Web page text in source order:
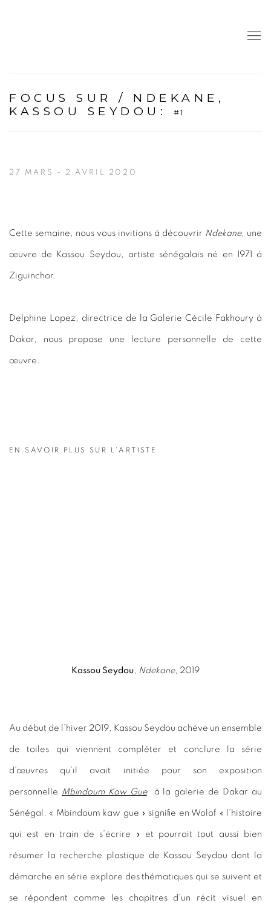
FOCUS SUR / NDEKANE,
KASSOU SEYDOU : #1
27 MARS - 2 AVRIL 2020
Cette semaine, nous vous invitions à découvrir Ndekane, une
œuvre de Kassou Seydou, artiste sénégalais né en 1971 à
Ziguinchor.
Delphine Lopez, directrice de la Galerie Cécile Fakhoury à
Dakar, nous propose une lecture personnelle de cette
œuvre.
EN SAVOIR PLUS SUR L'ARTISTE
Kassou Seydou
Ndekane, 2019
Au début de l’hiver 2019, Kassou Seydou achève un ensemble
de toiles qui viennent compléter et conclure la série
d’œuvres qu’il avait initiée pour son exposition
personnelle Mbindoum Kaw Gue à la galerie de Dakar au
Sénégal. « Mbindoum kaw gue » signifie en Wolof « l’histoire
qui est en train de s’écrire » et pourrait tout aussi bien
résumer la recherche plastique de Kassou Seydou dont la
démarche en série explore des thématiques qui se suivent et
se répondent comme les chapitres d’un récit visuel en